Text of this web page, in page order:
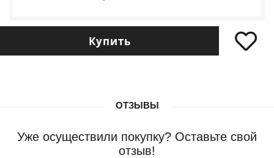
Купить
ОТЗЫВЫ
Уже осуществили покупку? Оставьте свой
отзыв!